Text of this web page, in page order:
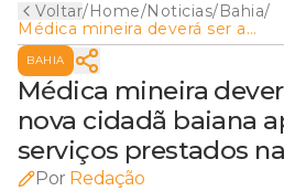
Voltar/Home/Noticias/Bahia/
Médica mineira deverá ser a
mais nova cidadã baiana após
relevantes serviços
prestados na Bahia
BAHIA
Médica mineira
nova cidadã baiana
serviços prestados
Por Redação